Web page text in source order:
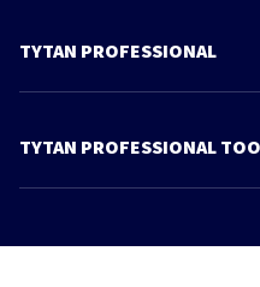
TYTAN PROFESSIONAL
Meie kohta
TYTAN PROFESSIONAL